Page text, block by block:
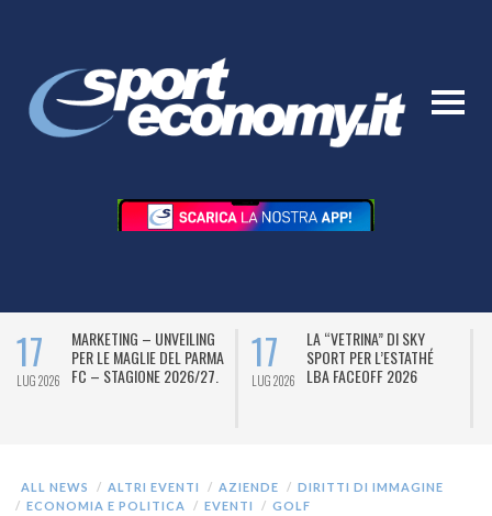
17
LUG 2026
MARKETING – UNVEILING
PER LE MAGLIE DEL PARMA
FC – STAGIONE 2026/27.
17
LUG 2026
LA “VETRINA” DI SKY
SPORT PER L’ESTATHÉ
LBA FACEOFF 2026
ALL NEWS ALTRI EVENTI AZIENDE
DIRITTI DI IMMAGINE
ECONOMIA E POLITICA
EVENTI GOLF